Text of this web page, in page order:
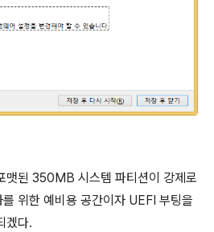
맷된 350MB 시스템 파티션이 강제로
위한 예비용 공간이자 UEFI 부팅을
겠다.